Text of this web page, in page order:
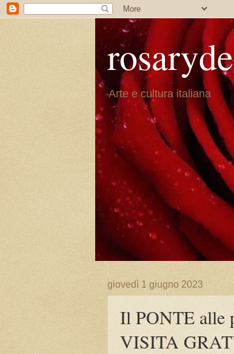
Arte e cultura italiana
giovedì 1 giugno 2023
Il PONTE alle
VISITA